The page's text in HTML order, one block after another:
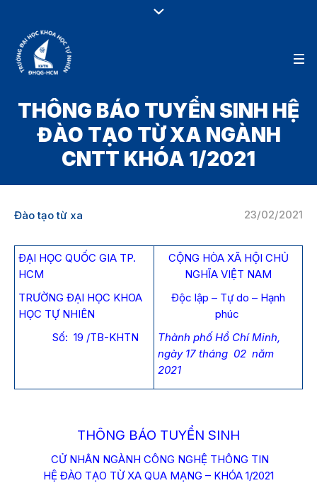
THÔNG BÁO TUYỂN SINH HỆ
ĐÀO TẠO TỪ XA NGÀNH
CNTT KHÓA 1/2021
23/02/2021
Đào tạo từ xa
ÐẠI HỌC QUỐC GIA TP.
HCM
TRƯỜNG ÐẠI HỌC KHOA
HỌC TỰ NHIÊN
Số: 19 /TB-KHTN
CỘNG HÒA XÃ HỘI CHỦ
NGHĨA VIỆT NAM
Ðộc lập – Tự do – Hạnh
phúc
Thành phố Hồ Chí Minh,
ngày 17 tháng 02 năm
2021
THÔNG BÁO TUYỂN SINH
CỬ NHÂN NGÀNH CÔNG NGHỆ THÔNG TIN
HỆ ĐÀO TẠO TỪ XA QUA MẠNG – KHÓA 1/2021